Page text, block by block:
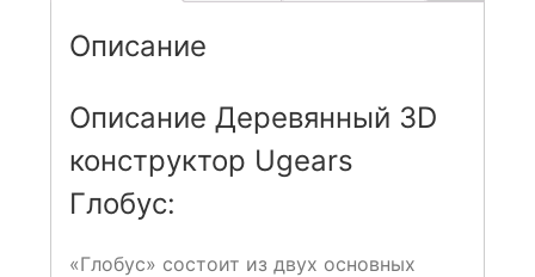
Описание
Описание Деревянный 3D
конструктор Ugears
Глобус:
«Глобус» состоит из двух основных